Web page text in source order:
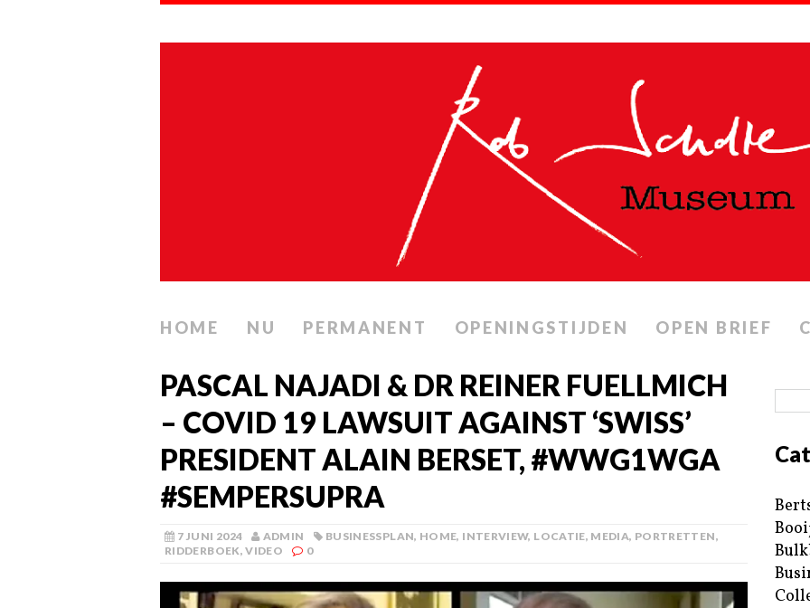
HOME NU PERMANENT OPENINGSTIJDEN OPEN BRIEF
PASCAL NAJADI & DR REINER FUELLMICH
– COVID 19 LAWSUIT AGAINST ‘SWISS’
PRESIDENT ALAIN BERSET, #WWG1WGA
#SEMPERSUPRA
7 JUNI 2024 ADMIN BUSINESSPLAN, HOME, INTERVIEW, LOCATIE, MEDIA, PORTRETTEN,
RIDDERBOEK,VIDEO 0